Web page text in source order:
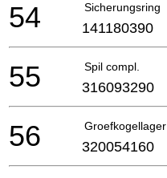
Sicherungsring
54 141180390
Spil compl.
55 316093290
Groefkogellager
56 320054160